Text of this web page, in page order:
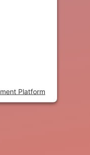
Platform